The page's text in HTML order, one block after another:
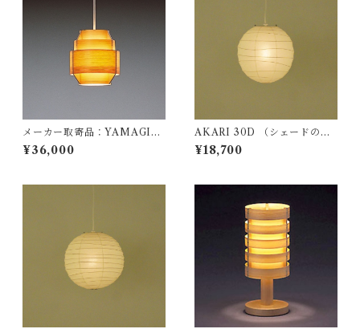
メーカー取寄品：YAMAGIW
A（ヤマギワ）/ 323F-216 / J
akobsson Lamp（ヤコブソン
¥36,000
AKARI 30D （シェードの
み） / イサム ノグチ（Isamu
Noguchi) / オゼキ（尾関）
¥18,700